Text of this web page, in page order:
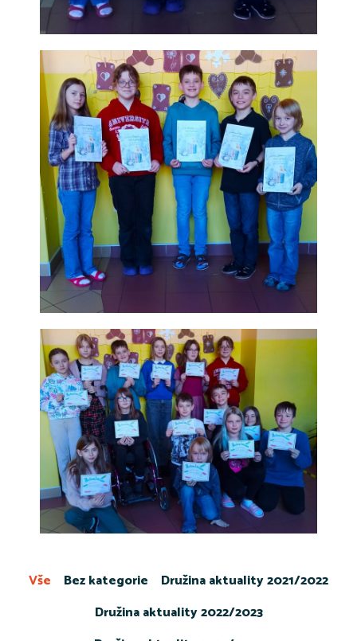
Bez kategorie
Družina aktuality 2021/2022
Družina aktuality 2022/2023
Vše